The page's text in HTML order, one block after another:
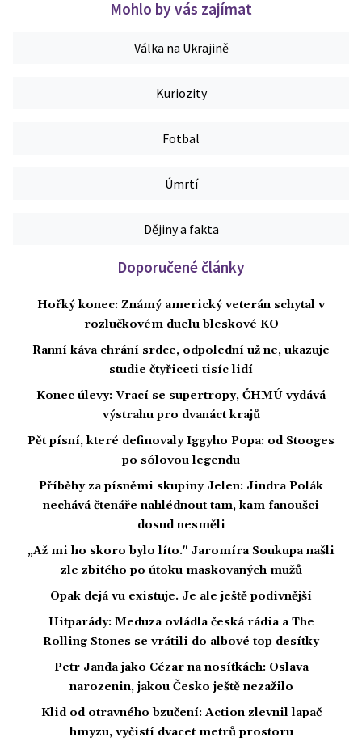
Mohlo by vás zajímat
Válka na Ukrajině
Kuriozity
Fotbal
Úmrtí
Dějiny a fakta
Doporučené články
Hořký konec: Známý americký veterán schytal v
rozlučkovém duelu bleskové KO
Ranní káva chrání srdce, odpolední už ne, ukazuje
studie čtyřiceti tisíc lidí
Konec úlevy: Vrací se supertropy, ČHMÚ vydává
výstrahu pro dvanáct krajů
Pět písní, které definovaly Iggyho Popa: od Stooges
po sólovou legendu
Příběhy za písněmi skupiny Jelen: Jindra Polák
nechává čtenáře nahlédnout tam, kam fanoušci
dosud nesměli
„Až mi ho skoro bylo líto." Jaromíra Soukupa našli
zle zbitého po útoku maskovaných mužů
Opak dejá vu existuje. Je ale ještě podivnější
Hitparády: Meduza ovládla česká rádia a The
Rolling Stones se vrátili do albové top desítky
Petr Janda jako Cézar na nosítkách: Oslava
narozenin, jakou Česko ještě nezažilo
Klid od otravného bzučení: Action zlevnil lapač
hmyzu, vyčistí dvacet metrů prostoru